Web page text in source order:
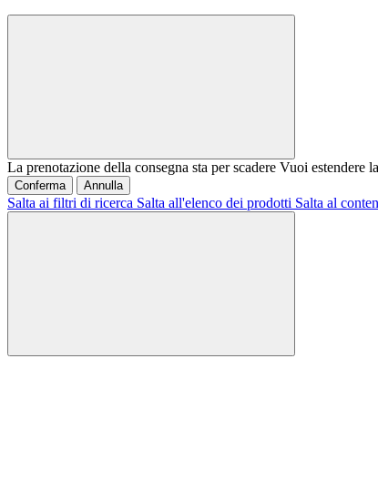
La prenotazione della consegna sta per scadere Vuoi estendere
Conferma Annulla
Salta ai filtri di ricerca Salta all'elenco dei prodotti Salta al